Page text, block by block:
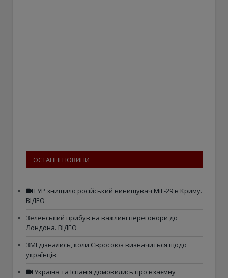
ОСТАННІ НОВИНИ
ГУР знищило російський винищувач МіГ-29 в Криму.
ВІДЕО
Зеленський прибув на важливі переговори до
Лондона. ВІДЕО
ЗМІ дізнались, коли Євросоюз визначиться щодо
українців
Україна та Іспанія домовились про взаємну